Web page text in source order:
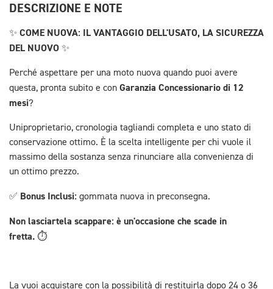
DESCRIZIONE E NOTE
✨ COME NUOVA: IL VANTAGGIO DELL'USATO, LA SICUREZZA
DEL NUOVO ✨
Perché aspettare per una moto nuova quando puoi avere
questa, pronta subito e con Garanzia Concessionario di 12
mesi?
Uniproprietario, cronologia tagliandi completa e uno stato di
conservazione ottimo. È la scelta intelligente per chi vuole il
massimo della sostanza senza rinunciare alla convenienza di
un ottimo prezzo.
✅ Bonus Inclusi: gommata nuova in preconsegna.
Non lasciartela scappare: è un'occasione che scade in
fretta. ⏱️
La vuoi acquistare con la possibilità di restituirla dopo 24 o 36